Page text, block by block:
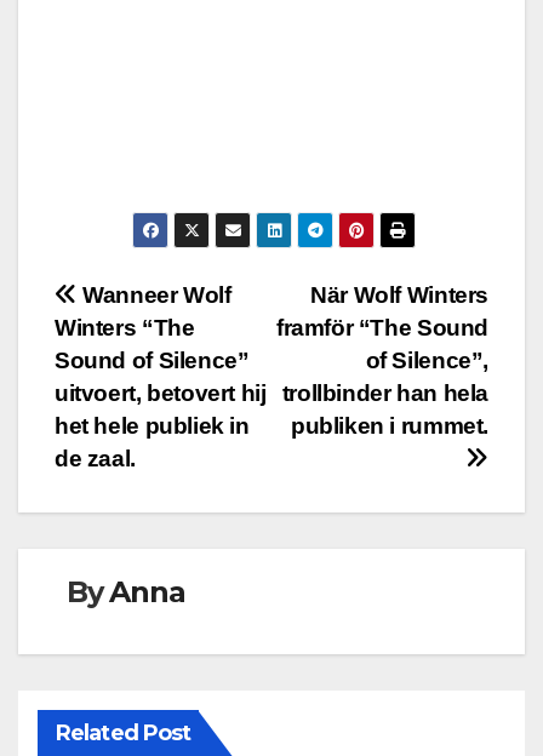
Post
navigation
När Wolf Winters
framför “The Sound
of Silence”,
trollbinder han hela
publiken i rummet.
Wanneer Wolf
Winters “The
Sound of Silence”
uitvoert, betovert hij
het hele publiek in
de zaal.
ByAnna
Related Post